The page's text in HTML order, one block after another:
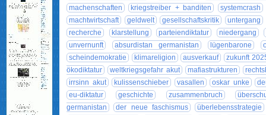
machenschaften
kriegstreiber + banditen
systemcrash
machtwirtschaft
geldwelt gesellschaftskritik
untergang
recherche
klarstellung parteiendiktatur
niedergang
unvernunft
absurdistan germanistan lügenbarone
scheindemokratie
klimareligion ausverkauf
zukunft
ökodiktatur
weltkriegsgefahr akut mafiastrukturen
irrsinn akut
kulissenschieber vasallen oskar unke
eu-diktatur
geschichte zusammenbruch
germanistan
der neue faschismus
überlebensstrategie